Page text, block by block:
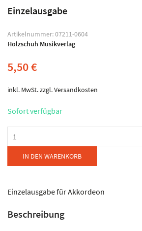
Einzelausgabe
Artikelnummer:07211-0604
Holzschuh Musikverlag
5,50€
inkl. MwSt.zzgl.Versandkosten
Sofort verfügbar
Holzschuh
O,
bist
schön
IN DEN WARENKORB
Einzelausgabe für Akkordeon
Beschreibung